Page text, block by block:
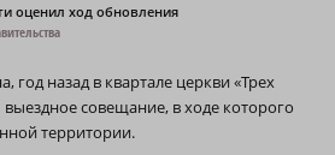
оценил ход обновления
год назад в квартале церкви «Трех
выездное совещание, в ходе которого
территории.